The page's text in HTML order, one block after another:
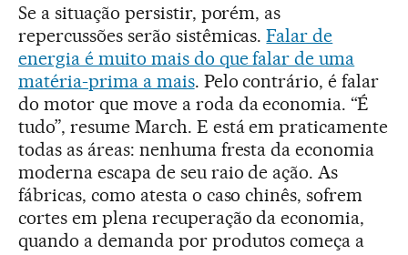
Se a situação persistir, porém, as
repercussões serão sistêmicas.Falar de
energia é muito mais do que falar de uma
matéria-prima a mais. Pelo contrário, é falar
do motor que move a roda da economia. “É
tudo”, resume March. E está em praticamente
todas as áreas: nenhuma fresta da economia
moderna escapa de seu raio de ação. As
fábricas, como atesta o caso chinês, sofrem
cortes em plena recuperação da economia,
quando a demanda por produtos começa a